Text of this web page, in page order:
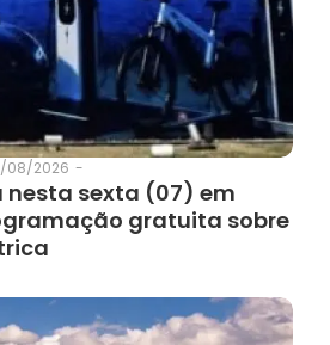
08/2026 -
nesta sexta (07) em
gratuita sobre